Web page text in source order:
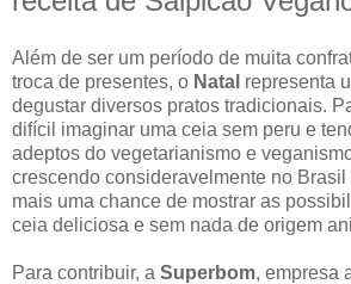
Além de ser um período de muita
troca de presentes, o Natal representa
degustar diversos pratos tradicionais.
difícil imaginar uma ceia sem peru e
adeptos do vegetarianismo e
crescendo consideravelmente no
mais uma chance de mostrar as
ceia deliciosa e sem nada de origem
Para contribuir, a Superbom, empresa